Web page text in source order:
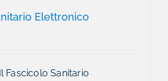
Elettronico
Fascicolo Sanitario